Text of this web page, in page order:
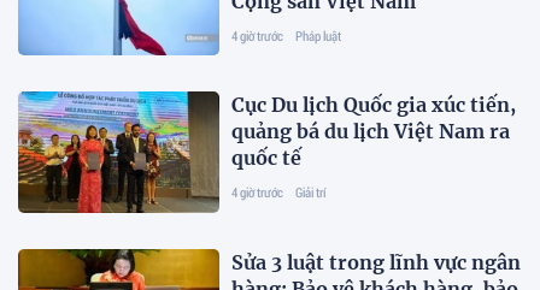
4 giờ trước Pháp luật
Cục Du lịch Quốc gia xúc tiến,
quảng bá du lịch Việt Nam ra
quốc tế
4 giờ trước Giải trí
Sửa 3 luật trong lĩnh vực ngân